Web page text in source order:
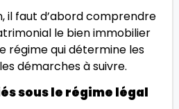
il faut d’abord comprendre
le bien immobilier
régime qui détermine les
démarches à suivre.
sous le régime légal